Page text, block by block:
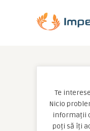
Te
Nicio
informații
poți să îți